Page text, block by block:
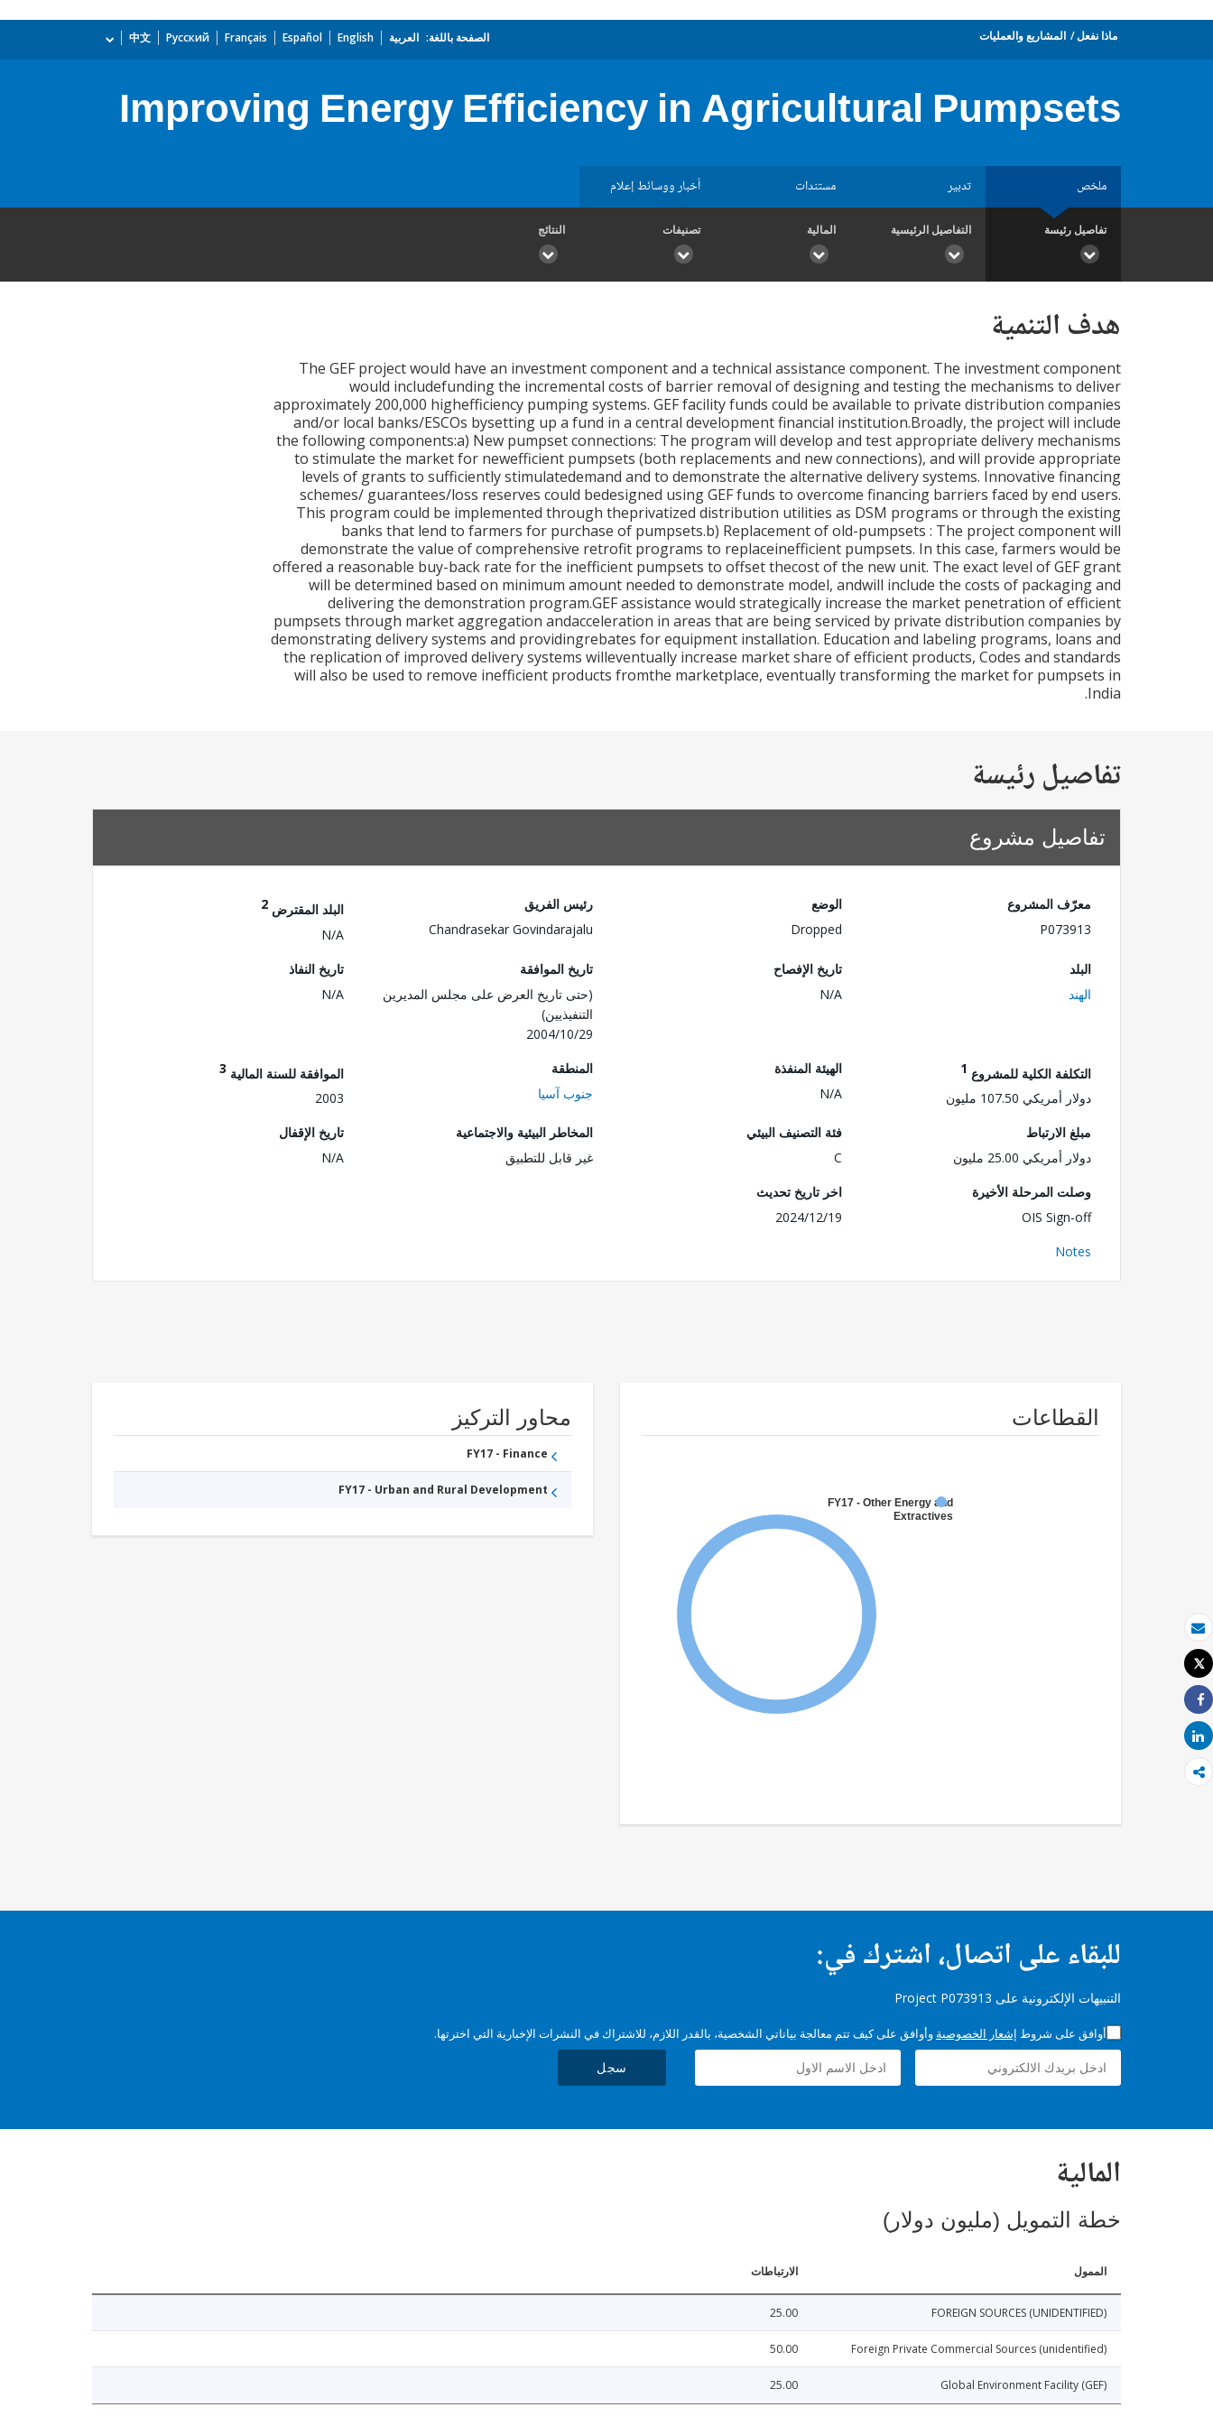
بريد الكتروني
طباعة
Tweet
Share
Share
ماذا نفعل المشاريع والعمليات الصفحة باللغة: العربية English
Español
Français
Русский
中文
Improving Energy Efficiency in Agricultural Pumpsets
ملخص تدبير مستندات أخبار ووسائط إعلام
تفاصيل رئيسة التفاصيل الرئيسية المالية تصنيفات النتائج
هدف التنمية
The GEF project would have an investment component and a technical assistance component. The investment component
would includefunding the incremental costs of barrier removal of designing and testing the mechanisms to deliver
approximately 200,000 highefficiency pumping systems. GEF facility funds could be available to private distribution companies
and/or local banks/ESCOs bysetting up a fund in a central development financial institution.Broadly, the project will include
the following components:a) New pumpset connections: The program will develop and test appropriate delivery mechanisms
to stimulate the market for newefficient pumpsets (both replacements and new connections), and will provide appropriate
levels of grants to sufficiently stimulatedemand and to demonstrate the alternative delivery systems. Innovative financing
schemes/ guarantees/loss reserves could bedesigned using GEF funds to overcome financing barriers faced by end users.
This program could be implemented through theprivatized distribution utilities as DSM programs or through the existing
banks that lend to farmers for purchase of pumpsets.b) Replacement of old-pumpsets : The project component will
demonstrate the value of comprehensive retrofit programs to replaceinefficient pumpsets. In this case, farmers would be
offered a reasonable buy-back rate for the inefficient pumpsets to offset thecost of the new unit. The exact level of GEF grant
will be determined based on minimum amount needed to demonstrate model, andwill include the costs of packaging and
delivering the demonstration program.GEF assistance would strategically increase the market penetration of efficient
pumpsets through market aggregation andacceleration in areas that are being serviced by private distribution companies by
demonstrating delivery systems and providingrebates for equipment installation. Education and labeling programs, loans and
the replication of improved delivery systems willeventually increase market share of efficient products, Codes and standards
will also be used to remove inefficient products fromthe marketplace, eventually transforming the market for pumpsets in
India.
تفاصيل رئيسة
تفاصيل مشروع
معرّف المشروع
P073913
الوضع
Dropped
رئيس الفريق
Chandrasekar Govindarajalu
البلد المقترض 2
N/A
البلد
الهند
تاريخ الإفصاح
N/A
تاريخ الموافقة
(حتى تاريخ العرض على مجلس المديرين
التنفيذيين)
2004/10/29
تاريخ النفاذ
N/A
التكلفة الكلية للمشروع 1
دولار أمريكي 107.50 مليون
الهيئة المنفذة
N/A
المنطقة
جنوب آسيا
الموافقة للسنة المالية 3
2003
مبلغ الارتباط
دولار أمريكي 25.00 مليون
فئة التصنيف البيئي
C
المخاطر البيئية والاجتماعية
غير قابل للتطبيق
تاريخ الإقفال
N/A
وصلت المرحلة الأخيرة
OIS Sign-off
اخر تاريخ تحديث
2024/12/19
Notes
القطاعات
FY17 - Other Energy and
Extractives
محاور التركيز
FY17 - Finance
FY17 - Urban and Rural Development
للبقاء على اتصال، اشترك في:
التنبيهات الإلكترونية على Project P073913
أوافق على شروط إشعار الخصوصية وأوافق على كيف تتم معالجة بياناتي الشخصية، بالقدر اللازم، للاشتراك في النشرات الإخبارية التي اخترتها.
سجل
المالية
خطة التمويل (مليون دولار)
الممول الارتباطات
FOREIGN SOURCES (UNIDENTIFIED)
25.00
Foreign Private Commercial Sources (unidentified)
50.00
Global Environment Facility (GEF)
25.00